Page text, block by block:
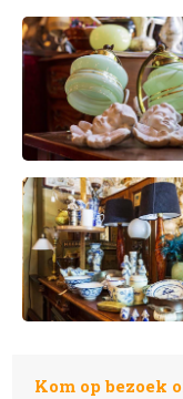
Kom op bezoek